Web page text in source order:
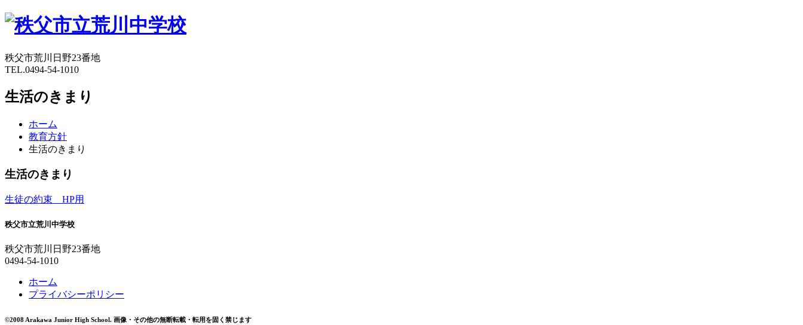
秩父市荒川日野23番地
TEL.0494-54-1010
生活のきまり
ホーム
教育方針
生活のきまり
生活のきまり
生徒の約束 HP用
秩父市立荒川中学校
秩父市荒川日野23番地
0494-54-1010
ホーム
プライバシーポリシー
©2008 Arakawa Junior High School. 画像・その他の無断転載・転用を固く禁じます